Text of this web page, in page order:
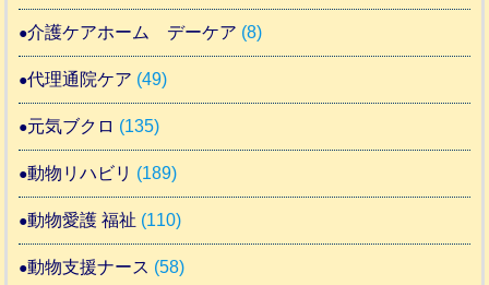
介護ケアホーム デーケア (8)
代理通院ケア (49)
元気ブクロ (135)
動物リハビリ (189)
動物愛護 福祉 (110)
動物支援ナース (58)